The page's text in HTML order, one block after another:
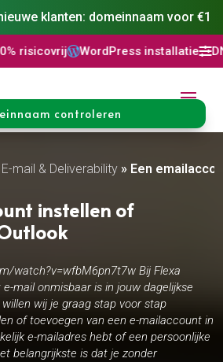
klanten: domeinnaam voor €1
WordPress installatie DNS Beheer
controleren
E-mail & Deliverability » Een
instellen of
watch?v=wfbM6pn7t7w Bij Flexa
mail onmisbaar is in jouw dagelijkse
wij je graag stap voor stap
of toevoegen van een e-mailaccount in
e-mailadres hebt of een persoonlijke
belangrijkste is dat je zonder